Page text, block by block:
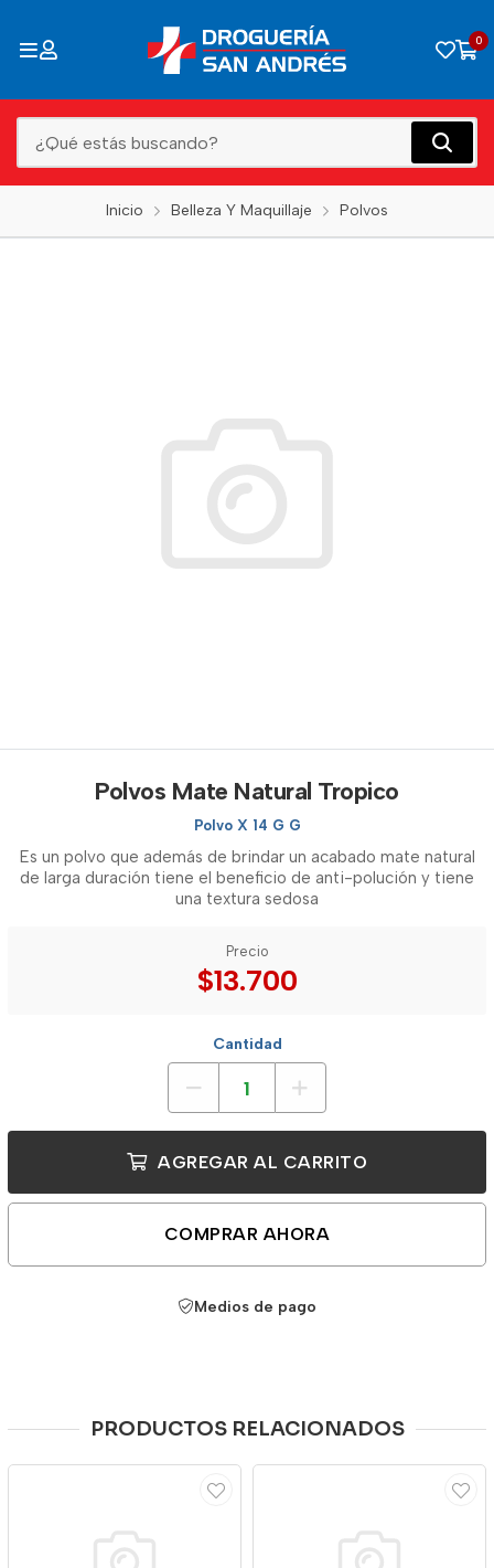
0
Inicio Belleza Y Maquillaje Polvos
Polvos Mate Natural Tropico
Polvo X 14 G G
Es un polvo que además de brindar un acabado mate natural
de larga duración tiene el beneficio de anti-polución y tiene
una textura sedosa
Precio
$13.700
Cantidad
AGREGAR AL CARRITO
COMPRAR AHORA
Medios de pago
PRODUCTOS RELACIONADOS